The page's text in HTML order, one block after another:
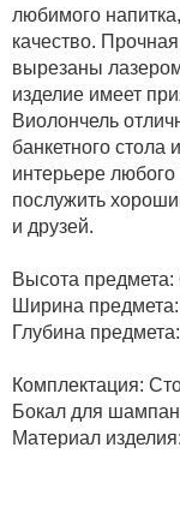
любимого
качество.
вырезаны
изделие имеет
Виолончель
банкетного стола
интерьере
послужить
и друзей.
Высота предмета:
Ширина
Глубина
Комплектация:
Бокал для
Материал